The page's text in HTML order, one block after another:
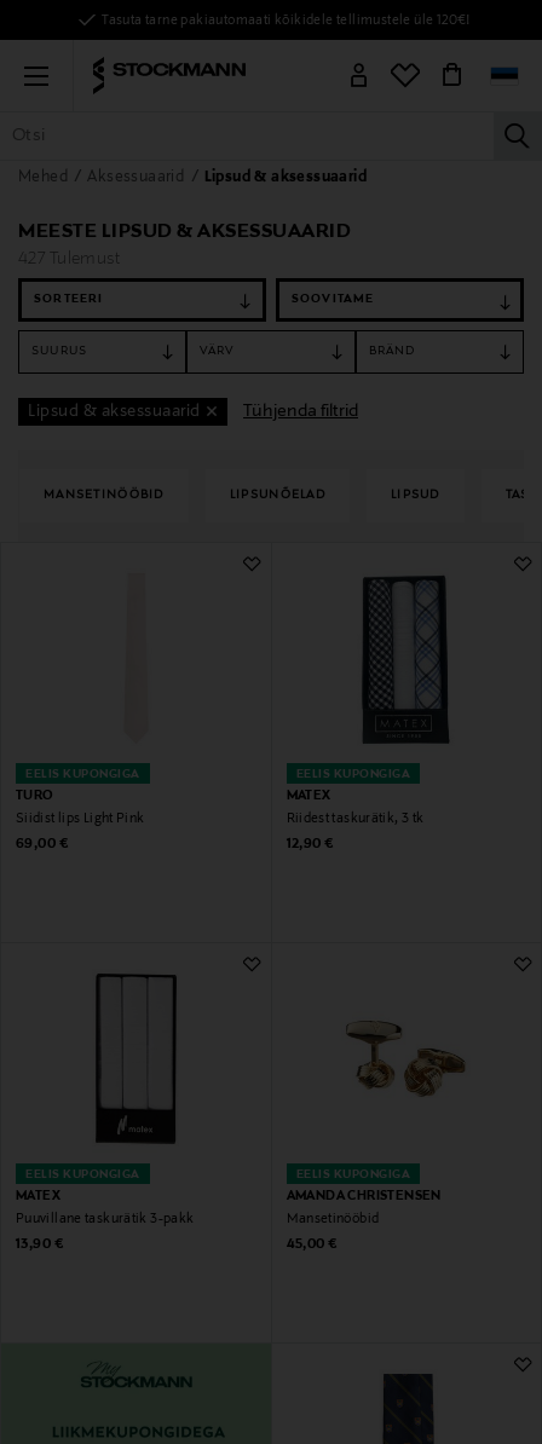
Tasuta tarne pakiautomaati kõikidele tellimustele üle 120€!
Menu
KÕIK TOOTED NAISED MEHED LAPSED
Mehed Aksessuaarid Lipsud & aksessuaarid
MEESTE LIPSUD & AKSESSUAARID
427 Tulemust
SORTEERI
SUURUS VÄRV BRÄND
Lipsud & aksessuaarid Tühjenda filtrid
MANSETINÖÖBID LIPSUNÕELAD LIPSUD
EELIS KUPONGIGA
TURO
Siidist lips Light Pink
Original Price
69,00 €
EELIS KUPONGIGA
MATEX
Riidest taskurätik, 3 tk
Original Price
12,90 €
EELIS KUPONGIGA
MATEX
Puuvillane taskurätik 3-pakk
Original Price
13,90 €
EELIS KUPONGIGA
AMANDA CHRISTENSEN
Mansetinööbid
Original Price
45,00 €